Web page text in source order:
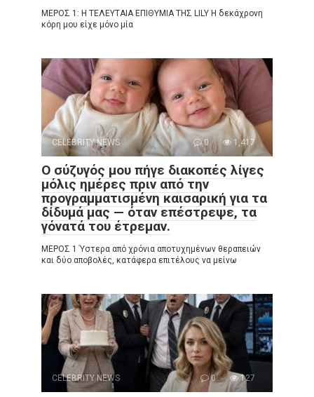
ΜΕΡΟΣ 1: Η ΤΕΛΕΥΤΑΙΑ ΕΠΙΘΥΜΙΑ ΤΗΣ LILY Η δεκάχρονη
κόρη μου είχε μόνο μία
CELEBRITY NEWS 0 1,417
Ο σύζυγός μου πήγε διακοπές λίγες
μόλις ημέρες πριν από την
προγραμματισμένη καισαρική για τα
δίδυμά μας — όταν επέστρεψε, τα
γόνατά του έτρεμαν.
ΜΕΡΟΣ 1 Ύστερα από χρόνια αποτυχημένων θεραπειών
και δύο αποβολές, κατάφερα επιτέλους να μείνω
CELEBRITY NEWS 0 127